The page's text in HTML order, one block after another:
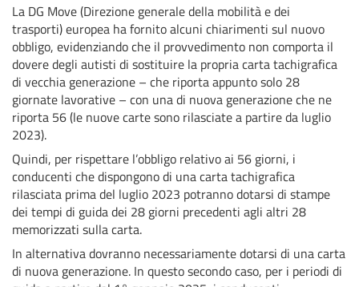
La DG Move (Direzione generale della mobilità e dei
trasporti) europea ha fornito alcuni chiarimenti sul nuovo
obbligo, evidenziando che il provvedimento non comporta il
dovere degli autisti di sostituire la propria carta tachigrafica
di vecchia generazione – che riporta appunto solo 28
giornate lavorative – con una di nuova generazione che ne
riporta 56 (le nuove carte sono rilasciate a partire da luglio
2023).
Quindi, per rispettare l’obbligo relativo ai 56 giorni, i
conducenti che dispongono di una carta tachigrafica
rilasciata prima del luglio 2023 potranno dotarsi di stampe
dei tempi di guida dei 28 giorni precedenti agli altri 28
memorizzati sulla carta.
In alternativa dovranno necessariamente dotarsi di una carta
di nuova generazione. In questo secondo caso, per i periodi di